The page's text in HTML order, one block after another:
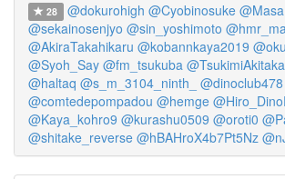
28 @dokurohigh @Cyobinosuke
@sekainosenjyo @sin_yoshimoto
@AkiraTakahikaru @kobannkaya2019
@Syoh_Say @fm_tsukuba @TsukimiAkitaka
@haltaq @s_m_3104_ninth_ @dinoclub478
@comtedepompadou @hemge
@Kaya_kohro9 @kurashu0509 @oroti0
@shitake_reverse @hBAHroX4b7Pt5Nz